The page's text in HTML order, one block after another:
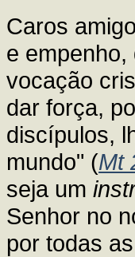
Caros
e
vocação
dar força,
discípulos,
mundo" (Mt
seja um
Senhor no
por todas